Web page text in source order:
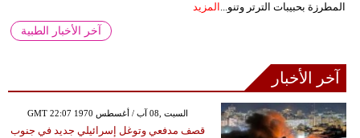
المطرزة بحبيبات الترتر وتنو... المزيد
آخر الأخبار الطبية
آخر الأخبار
GMT 22:07 1970 السبت ,08 آب / أغسطس
قصف مدفعي وتوغل إسرائيلي جديد في جنوب